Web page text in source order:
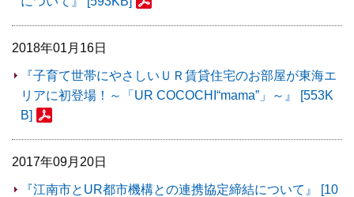
2018年01月16日
『子育て世帯にやさしいＵＲ賃貸住宅のお部屋が東海エ
リアに初登場！～「UR COCOCHI“mama”」～』 [553K
B]
2017年09月20日
『江南市とUR都市機構との連携協定締結について』 [10